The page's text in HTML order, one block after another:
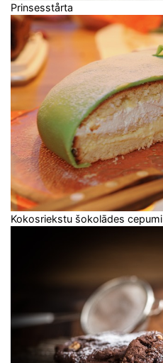
Prinsesstårta
Kokosriekstu šokolādes cepumi